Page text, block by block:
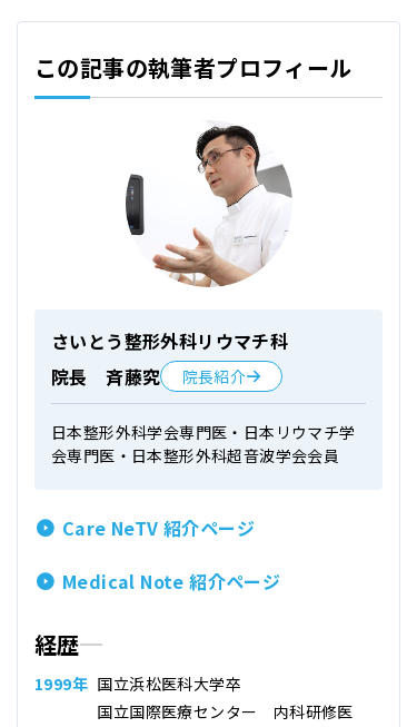
この記事の執筆者プロフィール
さいとう整形外科リウマチ科
院長 斉藤究
院長紹介
日本整形外科学会専門医・日本リウマチ学
会専門医・日本整形外科超音波学会会員
Care NeTV 紹介ページ
Medical Note 紹介ページ
経歴
1999年 国立浜松医科大学卒
国立国際医療センター 内科研修医